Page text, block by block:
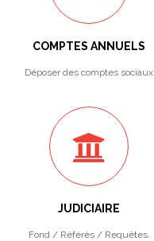
COMPTES ANNUELS
Déposer des comptes sociaux
JUDICIAIRE
Fond / Référés / Requêtes.